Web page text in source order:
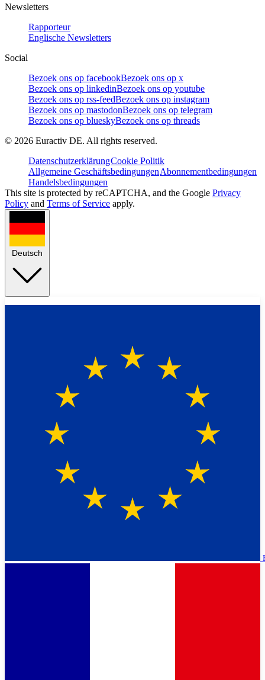
Newsletters
Rapporteur
Englische Newsletters
Social
Bezoek ons op facebookBezoek ons op x
Bezoek ons op linkedinBezoek ons op youtube
Bezoek ons op rss-feedBezoek ons op instagram
Bezoek ons op mastodonBezoek ons op telegram
Bezoek ons op blueskyBezoek ons op threads
© 2026 Euractiv DE. All rights reserved.
DatenschutzerklärungCookie Politik
Allgemeine GeschäftsbedingungenAbonnementbedingungen
Handelsbedingungen
This site is protected by reCAPTCHA, and the Google Privacy
Policy and Terms of Service apply.
Deutsch